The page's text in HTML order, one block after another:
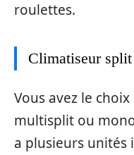
roulettes.
Climatiseur split
Vous avez le
multisplit ou
a plusieurs unités